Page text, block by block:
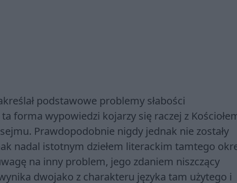
podstawowe problemy słabości
forma wypowiedzi kojarzy się raczej z
Prawdopodobnie nigdy jednak nie zostały
nadal istotnym dziełem literackim tamtego
na inny problem, jego zdaniem niszczący
dwojako z charakteru języka tam użytego i